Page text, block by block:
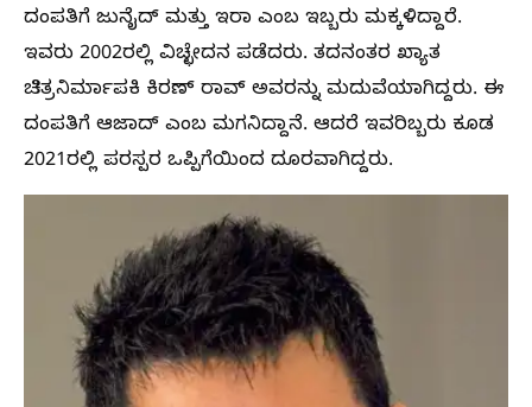
ದಂಪತಿಗೆ ಜುನೈದ್ ಮತ್ತು ಇರಾ ಎಂಬ ಇಬ್ಬರು ಮಕ್ಕಳಿದ್ದಾರೆ.
ಇವರು 2002ರಲ್ಲಿ ವಿಚ್ಛೇದನ ಪಡೆದರು. ತದನಂತರ ಖ್ಯಾತ
ಚಿತ್ರನಿರ್ಮಾಪಕಿ ಕಿರಣ್ ರಾವ್ ಅವರನ್ನು ಮದುವೆಯಾಗಿದ್ದರು. ಈ
ದಂಪತಿಗೆ ಆಜಾದ್ ಎಂಬ ಮಗನಿದ್ದಾನೆ. ಆದರೆ ಇವರಿಬ್ಬರು ಕೂಡ
2021ರಲ್ಲಿ ಪರಸ್ಪರ ಒಪ್ಪಿಗೆಯಿಂದ ದೂರವಾಗಿದ್ದರು.